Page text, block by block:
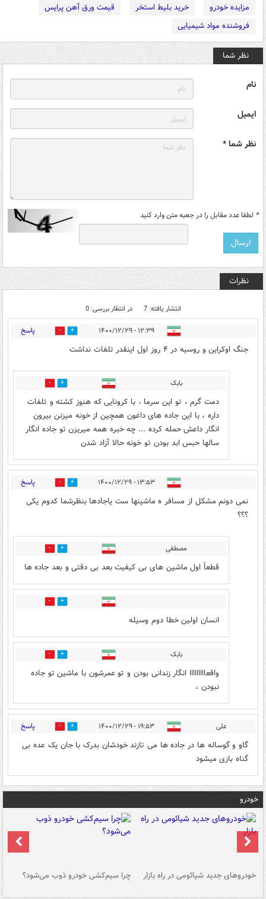
مزایده خودرو
خرید بلیط استخر
قیمت ورق آهن پرایس
فروشنده مواد شیمیایی
نظر شما
نام
ایمیل
نظر شما *
* لطفا عدد مقابل را در جعبه متن وارد کنید
نظرات
انتشار یافته: 7 در انتظار بررسی: 0
۱۲:۳۹ - ۱۴۰۰/۱۲/۲۹ 0 پاسخ
جنگ اوکراین و روسیه در ۴ روز اول اینقدر تلفات نداشت
بابک 0
دمت گرم ، تو این سرما ، با کرونایی که هنوز کشته و تلفات
داره ، با این جاده های داغون همچین از خونه میزنن بیرون
انگار داعش حمله کرده ... چه خبره همه میریزن تو جاده انگار
سالها حبس ابد بودن تو خونه حالا آزاد شدن
۱۳:۵۳ - ۱۴۰۰/۱۲/۲۹ 0 پاسخ
نمی دونم مشکل از مسافر ه ماشینها ست یاجادها بنظرشما کدوم یکی
؟؟؟
مصطفی 0
قطعاً اول ماشین های بی کیفیت بعد بی دقتی و بعد جاده ها
0
انسان اولین خطا دوم وسیله
بابک 0
واقعااااااااا انگار زندانی بودن و تو عمرشون با ماشین تو جاده
نبودن ،
علی ۱۹:۵۳ - ۱۴۰۰/۱۲/۲۹ 0 پاسخ
گاو و گوساله ها در جاده ها می تازند خودشان بدرک با جان یک عده بی
گناه بازی میشود
خودرو
خودروهای جدید شیائومی در راه بازار چرا سیم‌کشی خودرو ذوب می‌شود؟